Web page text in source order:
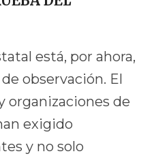
está, por ahora,
observación. El
organizaciones de
exigido
y no solo